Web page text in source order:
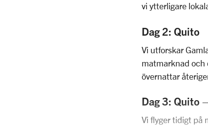
vi ytterligare
Dag 2: Quito
Vi utforskar
matmarknad och
övernattar
Dag 3: Quito
Vi flyger tidigt på